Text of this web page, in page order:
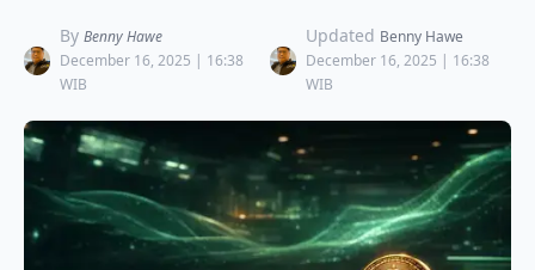
By Benny Hawe
December 16, 2025 | 16:38
WIB
Updated Benny Hawe
December 16, 2025 | 16:38
WIB